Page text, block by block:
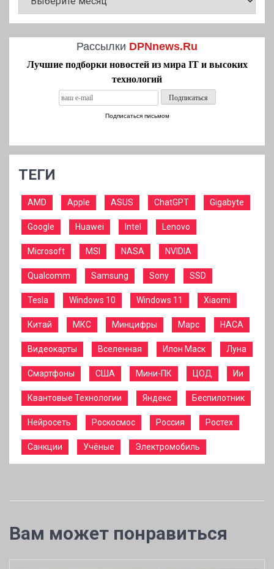
Рассылки DPNnews.Ru
Лучшие подборки новостей из мира IT и высоких
технологий
Подписаться письмом
ТЕГИ
AMD Apple ASUS ChatGPT Gigabyte
Google Huawei Intel Lenovo
Microsoft MSI NASA NVIDIA
Qualcomm Samsung Sony SSD
Tesla Windows 10 Windows 11 Xiaomi
Китай МКС Минцифры Марс НАСА
Видеокарты Вселенная Илон Маск Луна
Смартфоны США Мини-ПК ЦОД Ии
Квантовые Технологии Яндекс Беспилотник
Нейросеть Роскосмос Россия Ростех
Санкции Учёные Электромобиль
Вам может понравиться